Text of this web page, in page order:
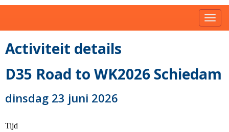
Activiteit details
D35 Road to WK2026 Schiedam
dinsdag 23 juni 2026
Tijd